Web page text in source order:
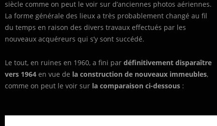
siècle comme on peut le voir sur d’anciennes photos aériennes.
La forme générale des lieux a très probablement changé au fil
du temps en raison des divers travaux effectués par les
nouveaux acquéreurs qui s’y sont succédé.
Le tout, en ruines en 1960, a fini par définitivement disparaître
vers 1964 en vue de la construction de nouveaux immeubles,
comme on peut le voir sur la comparaison ci-dessous :